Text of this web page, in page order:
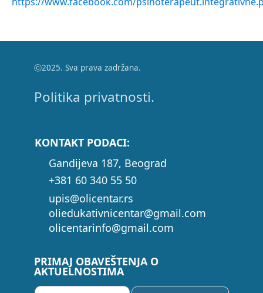
ⓒ2025. Sva prava zadržana.
Politika privatnosti.
KONTAKT PODACI:
Gandijeva 187, Beograd
+381 60 340 55 50
upis@olicentar.rs
oliedukativnicentar@gmail.com
olicentarinfo@gmail.com
PRIMAJ OBAVEŠTENJA O
AKTUELNOSTIMA